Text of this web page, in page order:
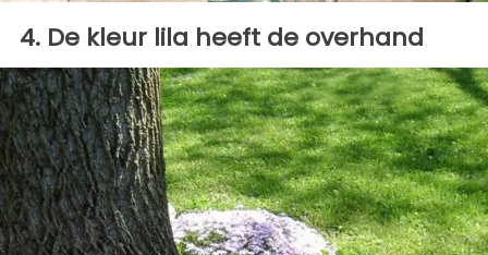
4. De kleur lila heeft de overhand